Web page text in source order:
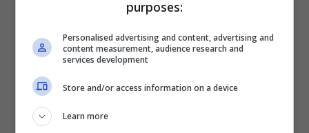
crea canzoni da batticuore, ma ha anche un
Amoroso è molto legata a
che considera come una madre adottiva.
purposes:
Personalised advertising and content, advertising and
content measurement, audience research and
services development
Store and/or access information on a device
Learn more